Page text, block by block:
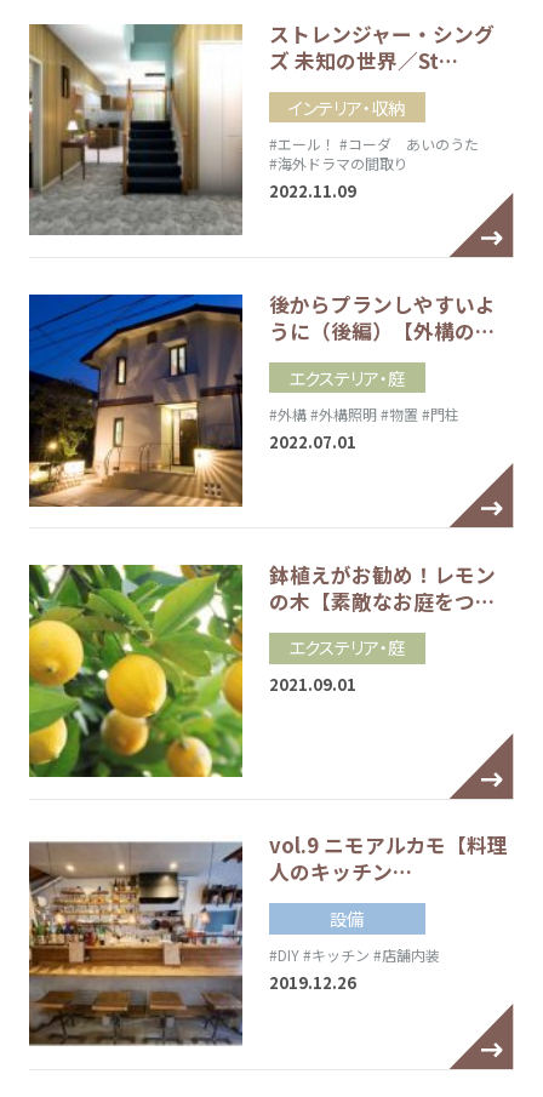
ストレンジャー・シング
ズ 未知の世界／St…
インテリア・収納
#エール！ #コーダ あいのうた
#海外ドラマの間取り
2022.11.09
後からプランしやすいよ
うに（後編）【外構の…
エクステリア・庭
#外構#外構照明 #物置 #門柱
2022.07.01
鉢植えがお勧め！レモン
の木【素敵なお庭をつ…
エクステリア・庭
2021.09.01
vol.9 ニモアルカモ【料理
人のキッチン…
設備
#DIY#キッチン #店舗内装
2019.12.26